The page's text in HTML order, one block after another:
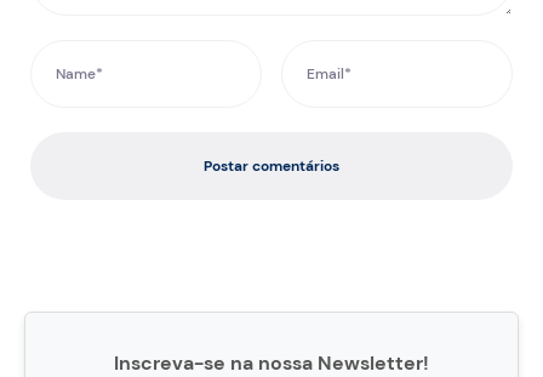
Postar comentários
Inscreva-se na nossa Newsletter!